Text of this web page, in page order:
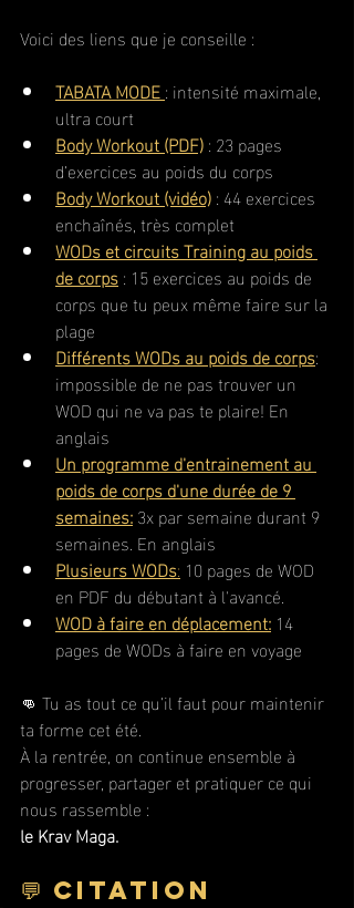
Voici des liens que je conseille :
TABATA MODE: intensité maximale,
ultra court
Body Workout (PDF) : 23 pages
d’exercices au poids du corps
Body Workout (vidéo) : 44 exercices
enchaînés, très complet
WODs et circuits Training au poids
de corps : 15 exercices au poids de
corps que tu peux même faire sur la
plage
Différents WODs au poids de corps:
impossible de ne pas trouver un
WOD qui ne va pas te plaire! En
anglais
Un programme d'entrainement au
poids de corps d'une durée de 9
semaines: 3x par semaine durant 9
semaines. En anglais
Plusieurs WODs: 10 pages de WOD
en PDF du débutant à l'avancé.
WOD à faire en déplacement: 14
pages de WODs à faire en voyage
👊 Tu as tout ce qu’il faut pour maintenir
ta forme cet été.
À la rentrée, on continue ensemble à
progresser, partager et pratiquer ce qui
nous rassemble :
le Krav Maga.
💬 Citation